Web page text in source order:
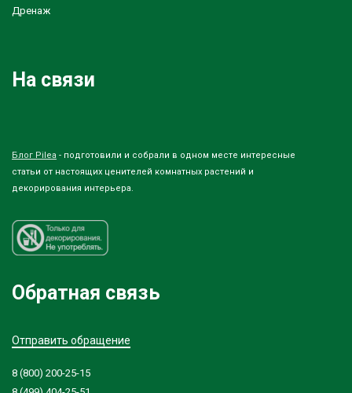
Дренаж
На связи
Блог Pilea - подготовили и собрали в одном месте интересные
статьи от настоящих ценителей комнатных растений и
декорирования интерьера.
Обратная связь
Отправить обращение
8 (800) 200-25-15